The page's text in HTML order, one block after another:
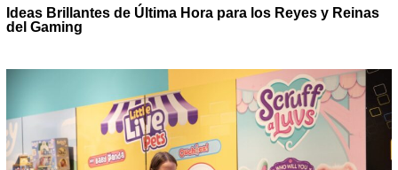
Ideas Brillantes de Última Hora para los Reyes y Reinas
del Gaming